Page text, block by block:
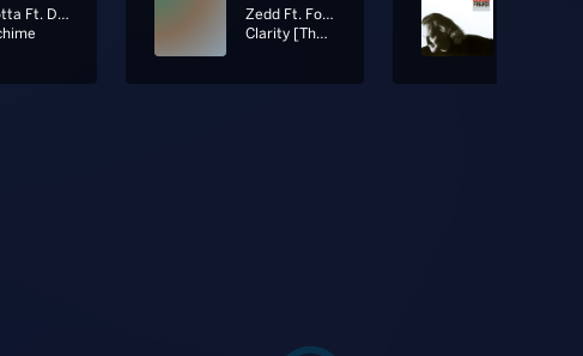
Piotta Ft. Davide Toffolo
Zedd Ft. Foxes
Clarity [The Antidote Live